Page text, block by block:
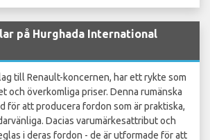
på Hurghada International
till Renault-koncernen, har ett rykte som
och överkomliga priser. Denna rumänska
för att producera fordon som är praktiska,
Dacias varumärkesattribut och
i deras fordon - de är utformade för att